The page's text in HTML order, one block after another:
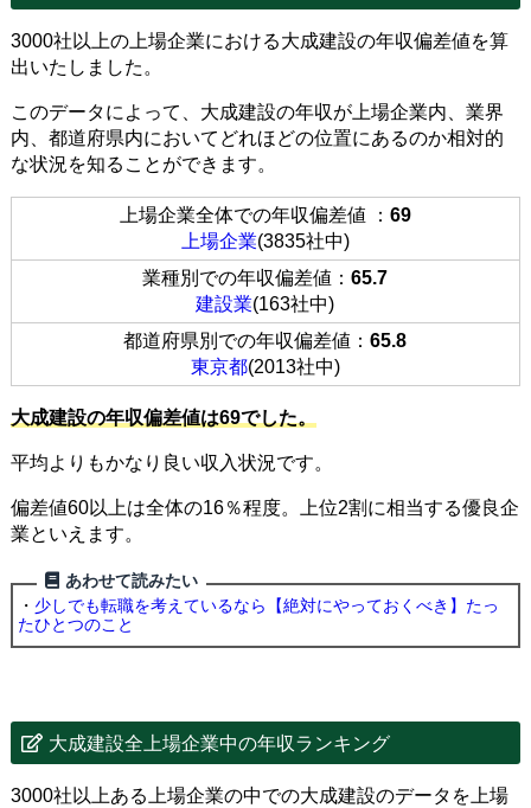
3000社以上の上場企業における大成建設の年収偏差値を算
出いたしました。
このデータによって、大成建設の年収が上場企業内、業界
内、都道府県内においてどれほどの位置にあるのか相対的
な状況を知ることができます。
上場企業全体での年収偏差値 ： 69
上場企業(3835社中)
業種別での年収偏差値：65.7
建設業(163社中)
都道府県別での年収偏差値：65.8
東京都(2013社中)
大成建設の年収偏差値は69でした。
平均よりもかなり良い収入状況です。
偏差値60以上は全体の16％程度。上位2割に相当する優良企
業といえます。
あわせて読みたい
・ 少しでも転職を考えているなら【絶対にやっておくべき】たっ
たひとつのこと
大成建設全上場企業中の年収ランキング
3000社以上ある上場企業の中での大成建設のデータを上場